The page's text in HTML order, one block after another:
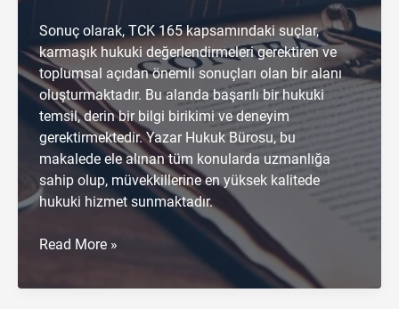
Sonuç olarak, TCK 165 kapsamındaki suçlar,
karmaşık hukuki değerlendirmeleri gerektiren ve
toplumsal açıdan önemli sonuçları olan bir alanı
oluşturmaktadır. Bu alanda başarılı bir hukuki
temsil, derin bir bilgi birikimi ve deneyim
gerektirmektedir. Yazar Hukuk Bürosu, bu
makalede ele alınan tüm konularda uzmanlığa
sahip olup, müvekkillerine en yüksek kalitede
hukuki hizmet sunmaktadır.
Suç
Satın
Read More »